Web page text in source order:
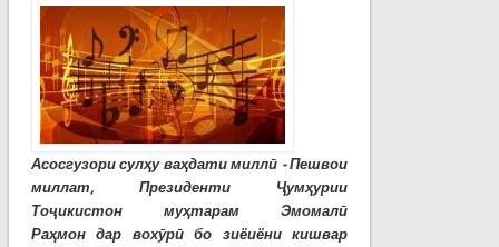
Асосгузори сулҳу ваҳдати миллӣ - Пешвои
миллат, Президенти Ҷумҳурии
Тоҷикистон муҳтарам Эмомалӣ
Раҳмон дар вохӯрӣ бо зиёиёни кишвар